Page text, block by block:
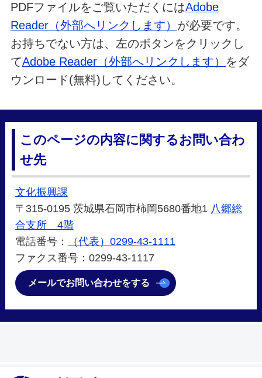
PDFファイルをご覧いただくにはAdobe
Reader（外部へリンクします） が必要です。
お持ちでない方は、左のボタンをクリックし
てAdobe Reader（外部へリンクします） をダ
ウンロード(無料)してください。
このページの内容に関するお問い合わ
せ先
文化振興課
〒315-0195 茨城県石岡市柿岡5680番地1 八郷総
合支所 4階
電話番号：
（代表）0299-43-1111
ファクス番号：0299-43-1117
メールでお問い合わせをする